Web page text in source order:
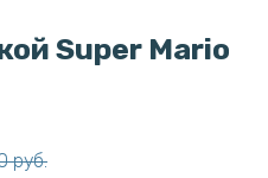
Super Mario
руб.